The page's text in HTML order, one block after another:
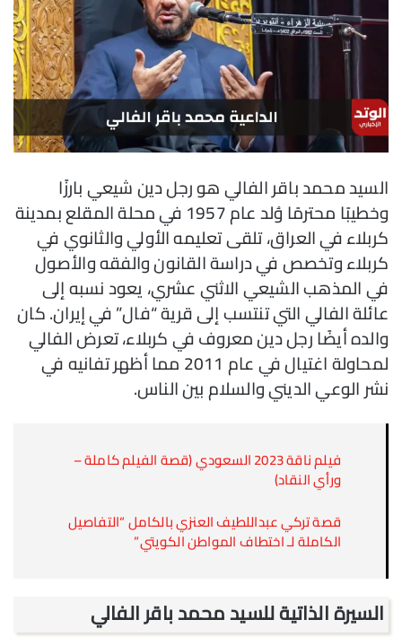
السيد محمد باقر الفالي هو رجل دين شيعي بارزًا
وخطيبًا محترمًا وُلد عام 1957 في محلة المقلع بمدينة
كربلاء في العراق، تلقى تعليمه الأولي والثانوي في
كربلاء وتخصص في دراسة القانون والفقه والأصول
في المذهب الشيعي الاثني عشري، يعود نسبه إلى
عائلة الفالي التي تنتسب إلى قرية “فال” في إيران. كان
والده أيضًا رجل دين معروف في كربلاء، تعرض الفالي
لمحاولة اغتيال في عام 2011 مما أظهر تفانيه في
نشر الوعي الديني والسلام بين الناس.
فيلم ناقة 2023 السعودي (قصة الفيلم كاملة –
ورأي النقاد)
قصة تركي عبداللطيف العنزي بالكامل “التفاصيل
الكاملة لـ اختطاف المواطن الكويتي”
السيرة الذاتية للسيد محمد باقر الفالي